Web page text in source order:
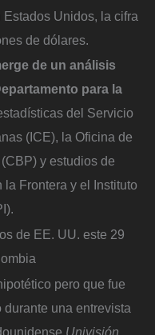
Unidos, la cifra
de dólares.
de un análisis
para la
del Servicio
(ICE), la Oficina de
y estudios de
Frontera y el Instituto
de EE. UU. este 29
pero que fue
una entrevista
Univisión.